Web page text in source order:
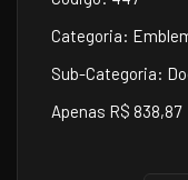
Categoria:
Sub-Categoria:
Apenas R$ 838,87